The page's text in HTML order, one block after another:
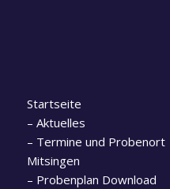
Startseite
– Aktuelles
– Termine und Probenort
Mitsingen
– Probenplan Download